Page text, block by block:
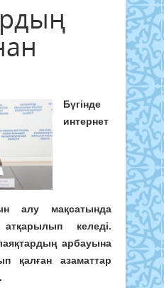
Бүгінде
интернет
алу мақсатында
келеді.
арбауына
қалған азаматтар